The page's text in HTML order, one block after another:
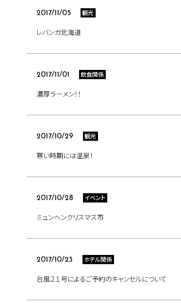
2017/11/05 観光
レバンガ北海道
2017/11/01 飲食関係
濃厚ラーメン！！
2017/10/29 観光
寒い時期には温泉！
2017/10/28 イベント
ミュンヘンクリスマス市
2017/10/23 ホテル関係
台風２１号によるご予約のキャンセルについて